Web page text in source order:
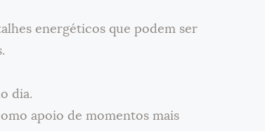
energéticos que podem ser
dia.
apoio de momentos mais